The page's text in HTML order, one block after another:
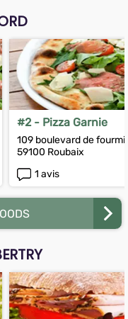
#2 - Pizza Garnie
109 boulevard de
59100 Roubaix
1 avis